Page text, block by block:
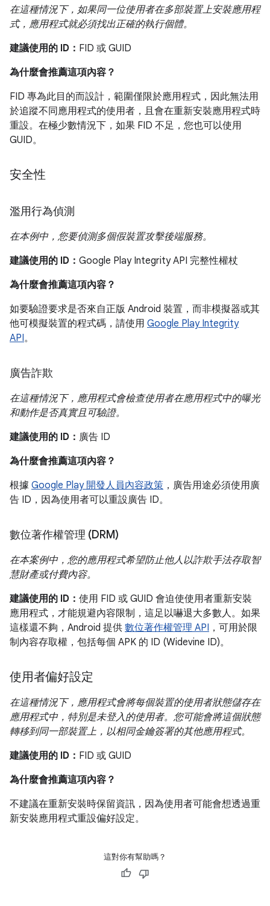
在這種情況下，如果同一位使用者在多部裝置上安裝應用程
式，應用程式就必須找出正確的執行個體。
建議使用的 ID： FID 或 GUID
為什麼會推薦這項內容？
FID 專為此目的而設計，範圍僅限於應用程式，因此無法用
於追蹤不同應用程式的使用者，且會在重新安裝應用程式時
重設。在極少數情況下，如果 FID 不足，您也可以使用
GUID。
安全性
濫用行為偵測
在本例中，您要偵測多個假裝置攻擊後端服務。
建議使用的 ID： Google Play Integrity API 完整性權杖
為什麼會推薦這項內容？
如要驗證要求是否來自正版 Android 裝置，而非模擬器或其
他可模擬裝置的程式碼，請使用 Google Play Integrity
API。
廣告詐欺
在這種情況下，應用程式會檢查使用者在應用程式中的曝光
和動作是否真實且可驗證。
建議使用的 ID： 廣告 ID
為什麼會推薦這項內容？
根據 Google Play 開發人員內容政策 ，廣告用途必須使用廣
告 ID，因為使用者可以重設廣告 ID。
數位著作權管理 (DRM)
在本案例中，您的應用程式希望防止他人以詐欺手法存取智
慧財產或付費內容。
建議使用的 ID： 使用 FID 或 GUID 會迫使使用者重新安裝
應用程式，才能規避內容限制，這足以嚇退大多數人。如果
這樣還不夠，Android 提供 數位著作權管理 API ，可用於限
制內容存取權，包括每個 APK 的 ID (Widevine ID)。
使用者偏好設定
在這種情況下，應用程式會將每個裝置的使用者狀態儲存在
應用程式中，特別是未登入的使用者。您可能會將這個狀態
轉移到同一部裝置上，以相同金鑰簽署的其他應用程式。
建議使用的 ID： FID 或 GUID
為什麼會推薦這項內容？
不建議在重新安裝時保留資訊，因為使用者可能會想透過重
新安裝應用程式重設偏好設定。
這對你有幫助嗎？